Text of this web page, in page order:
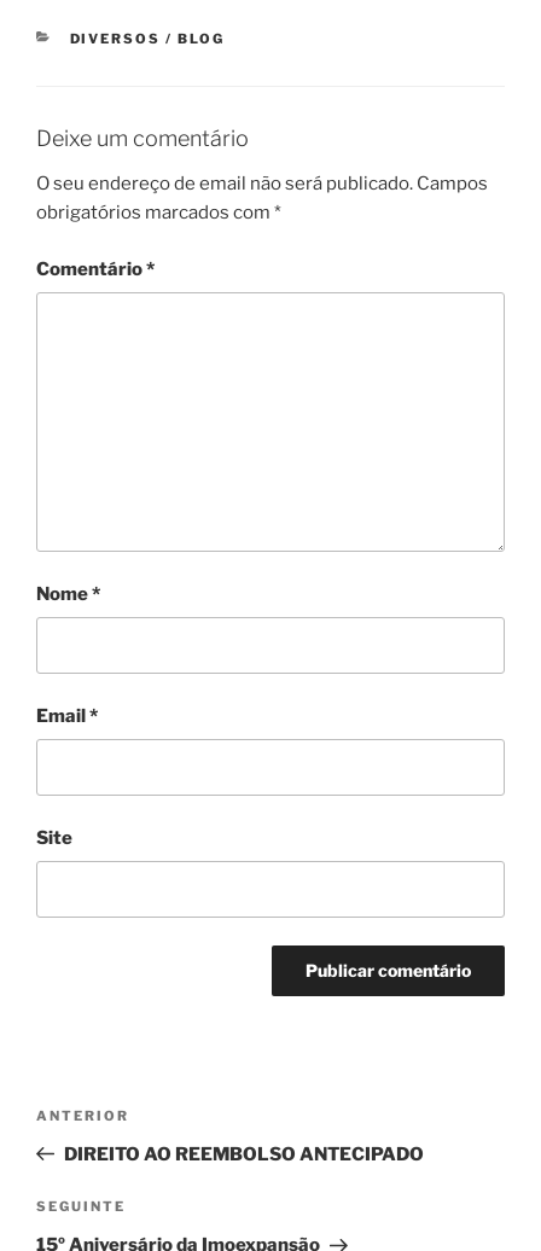
CATEGORIAS
DIVERSOS / BLOG
Deixe um comentário
O seu endereço de email não será publicado. Campos
obrigatórios marcados com *
Comentário*
Nome*
Email*
Site
artigos
Conteúdo
anterior
ANTERIOR
DIREITO AO REEMBOLSO ANTECIPADO
Conteúdo
seguinte
SEGUINTE
15º Aniversário da Imoexpansão